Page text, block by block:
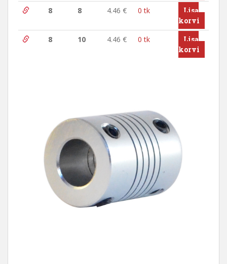
8
8 4.46 € 0 tk
Lisa
korvi
8
10 4.46 € 0 tk
Lisa
korvi